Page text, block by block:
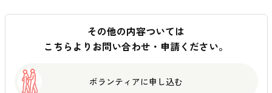
その他の内容ついては
こちらよりお問い合わせ・申請ください。
ボランティアに申し込む